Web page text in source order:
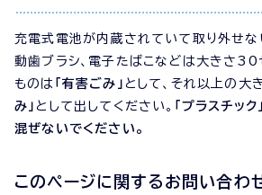
充電式電池が内蔵されていて取り外せな
動歯ブラシ、電子たばこなどは大きさ30
ものは 「有害ごみ」 として、それ以上の大
み」 として出してください。 「プラスチック
混ぜないでください。
このページに関する お問い合わ